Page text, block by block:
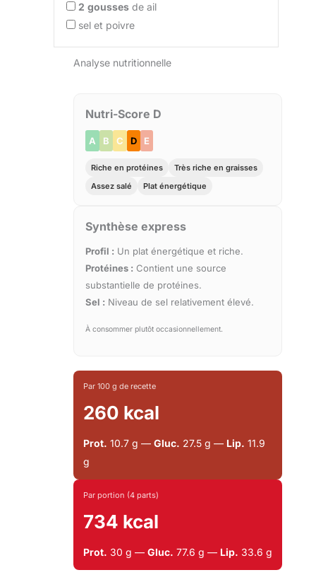
2 gousses de ail
sel et poivre
Analyse nutritionnelle
Nutri-Score D
A B C D E
Riche en protéines
Très riche en graisses
Assez salé
Plat énergétique
Synthèse express
Profil : Un plat énergétique et riche.
Protéines : Contient une source
substantielle de protéines.
Sel : Niveau de sel relativement élevé.
À consommer plutôt occasionnellement.
Par 100 g de recette
260 kcal
Prot. 10.7 g — Gluc. 27.5 g — Lip. 11.9
g
Par portion (4 parts)
734 kcal
Prot. 30 g — Gluc. 77.6 g — Lip. 33.6 g